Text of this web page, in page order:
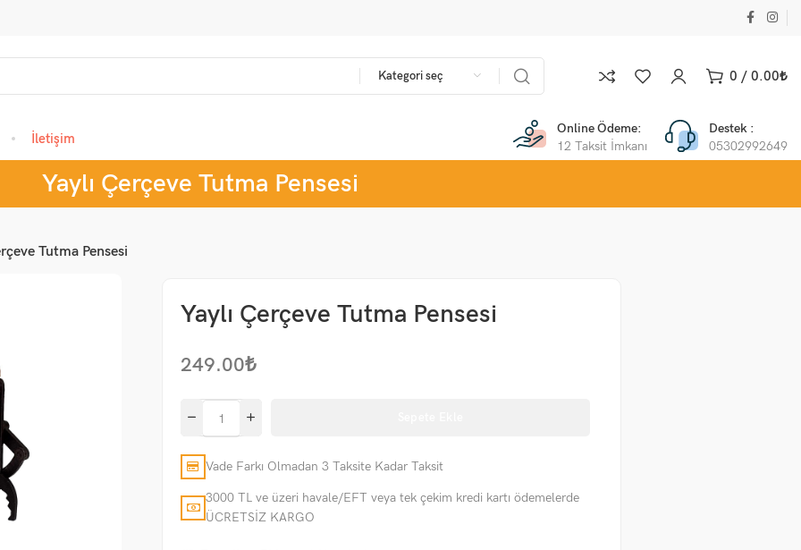
Kategori seç 0 / 0.00₺
İletişim
Online Ödeme:
12 Taksit İmkanı
Destek :
05302992649
Yaylı Çerçeve Tutma Pensesi
Tutma Pensesi
Yaylı Çerçeve Tutma Pensesi
249.00₺
Vade Farkı Olmadan 3 Taksite Kadar Taksit
3000 TL ve üzeri havale/EFT veya tek çekim kredi kartı ödemelerde
ÜCRETSİZ KARGO